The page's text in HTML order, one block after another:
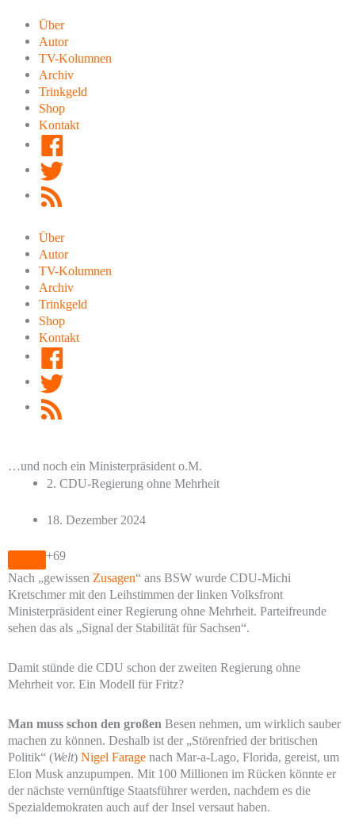
Inhalt
springen
Über
Autor
TV-Kolumnen
Archiv
Trinkgeld
Shop
Kontakt
Über
Autor
TV-Kolumnen
Archiv
Trinkgeld
Shop
Kontakt
…und noch ein Ministerpräsident o.M.
2. CDU-Regierung ohne Mehrheit
18. Dezember 2024
+69
Nach „gewissen Zusagen“ ans BSW wurde CDU-Michi
Kretschmer mit den Leihstimmen der linken Volksfront
Ministerpräsident einer Regierung ohne Mehrheit. Parteifreunde
sehen das als „Signal der Stabilität für Sachsen“.
Damit stünde die CDU schon der zweiten Regierung ohne
Mehrheit vor. Ein Modell für Fritz?
Man muss schon den großen Besen nehmen, um wirklich sauber
machen zu können. Deshalb ist der „Störenfried der britischen
Politik“ (Welt) Nigel Farage nach Mar-a-Lago, Florida, gereist, um
Elon Musk anzupumpen. Mit 100 Millionen im Rücken könnte er
der nächste vernünftige Staatsführer werden, nachdem es die
Spezialdemokraten auch auf der Insel versaut haben.